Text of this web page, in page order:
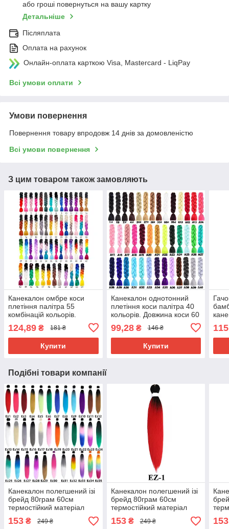
або гроші повернуться на вашу картку
Детальніше
Післяплата
Оплата на рахунок
Онлайн-оплата карткою Visa, Mastercard - LiqPay
Всі умови оплати
Умови повернення
Повернення товару впродовж 14 днів за домовленістю
Всі умови повернення
З цим товаром також замовляють
Канекалон омбре коси
плетіння палітра 55
комбінацій кольорів.
Термостійкий
124,89 ₴ 181 ₴
Купити
Канекалон однотонний
плетіння коси палітра 40
кольорів. Довжина коси 60
99,28₴ 146 ₴
Купити
115
Подібні товари компанії
Канекалон полегшений ізі
брейд 80грам 60см
термостійкий матеріал
180°C EZ хвіст омбре
Easy Braid
153 ₴ 249 ₴
Канекалон полегшений ізі
брейд 80грам 60см
термостійкий матеріал
180°C EZ-1 хвіст омбре
Easy Braid
153₴ 249 ₴ 153